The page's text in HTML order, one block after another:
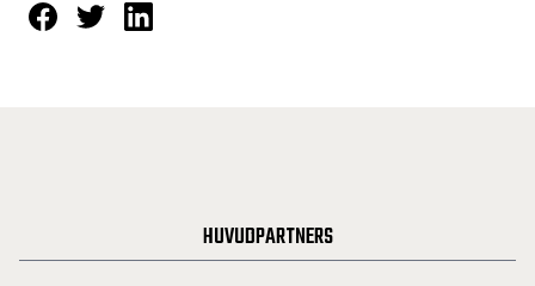
HUVUDPARTNERS